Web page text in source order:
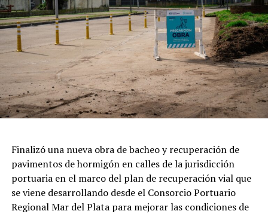
Finalizó una nueva obra de bacheo y recuperación de
pavimentos de hormigón en calles de la jurisdicción
portuaria en el marco del plan de recuperación vial que
se viene desarrollando desde el Consorcio Portuario
Regional Mar del Plata para mejorar las condiciones de